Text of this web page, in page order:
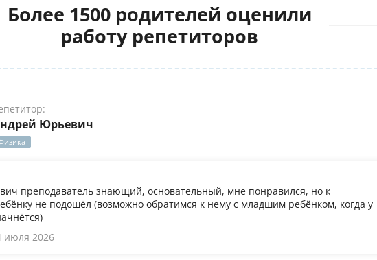
Более 1500 родителей оценили
работу репетиторов
Юрьевич
преподаватель знающий, основательный, мне понравился, но к
не подошёл (возможно обратимся к нему с младшим ребёнком, когда у
июля 2026